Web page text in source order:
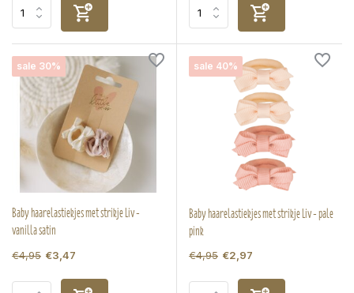
sale 30%
Baby haarelastiekjes met strikje Liv -
vanilla satin
€4,95 €3,47
sale 40%
Baby haarelastiekjes met strikje Liv - pale
pink
€4,95 €2,97